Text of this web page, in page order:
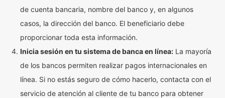
de cuenta bancaria, nombre del banco y, en algunos
casos, la dirección del banco. El beneficiario debe
proporcionar toda esta información.
Inicia sesión en tu sistema de banca en línea: La mayoría
de los bancos permiten realizar pagos internacionales en
línea. Si no estás seguro de cómo hacerlo, contacta con el
servicio de atención al cliente de tu banco para obtener